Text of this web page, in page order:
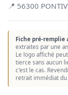
📍 56300
Fiche pré-
extraites par une
Le logo affiché
tierce sans aucun
c'est le cas.
retrait immédiat du